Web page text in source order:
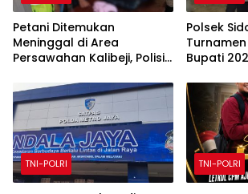
Petani Ditemukan
Meninggal di Area
Persawahan Kalibeji, Polisi
Kekerasan
Polsek
Bupati
Kondusif
TNI-POLRI TNI-POLRI